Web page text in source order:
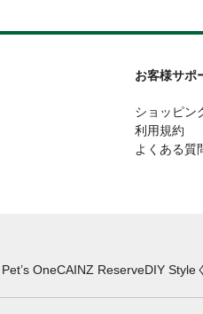
お客様サポ
ショッピン
利用規約
よくある質
Pet’s OneCAINZ ReserveDIY Style